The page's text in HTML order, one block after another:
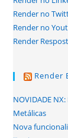
Render no
Render no
Render
Render
NOVIDADE
Metálicas
Nova